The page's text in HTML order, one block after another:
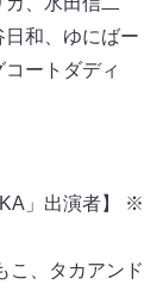
ッタ、すゑひ
コ、チョコレ
、ネルソン
爆ノ介（ザ・
マン中村、フ
、水田信二
和、ゆにばー
コートダディ